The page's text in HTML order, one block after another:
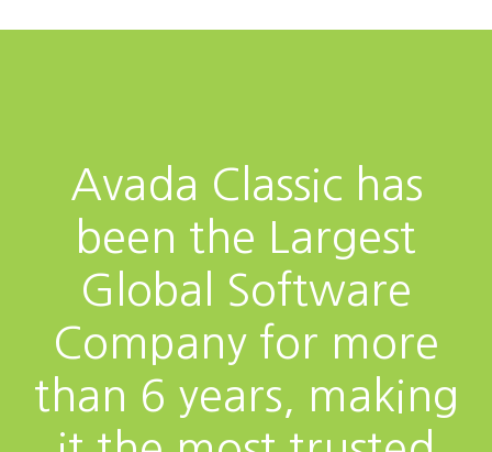
Avada Classic has
been the Largest
Global Software
Company for more
than 6 years, making